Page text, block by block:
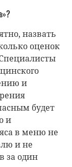
назвать
оценок
и
будет
и
в меню не
и не
за один